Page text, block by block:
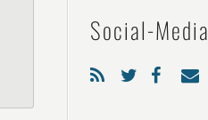
Social-Media